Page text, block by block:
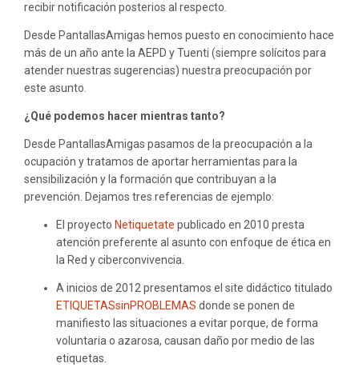
recibir notificación posterios al respecto.
Desde PantallasAmigas hemos puesto en conocimiento hace
más de un año ante la AEPD y Tuenti (siempre solícitos para
atender nuestras sugerencias) nuestra preocupación por
este asunto.
¿Qué podemos hacer mientras tanto?
Desde PantallasAmigas pasamos de la preocupación a la
ocupación y tratamos de aportar herramientas para la
sensibilización y la formación que contribuyan a la
prevención. Dejamos tres referencias de ejemplo:
El proyecto Netiquetate publicado en 2010 presta
atención preferente al asunto con enfoque de ética en
la Red y ciberconvivencia.
A inicios de 2012 presentamos el site didáctico titulado
ETIQUETASsinPROBLEMAS donde se ponen de
manifiesto las situaciones a evitar porque, de forma
voluntaria o azarosa, causan daño por medio de las
etiquetas.